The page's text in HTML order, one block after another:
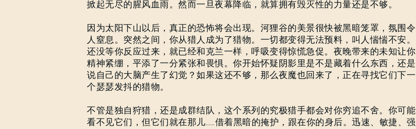
掀起无尽的腥风血雨。然而一旦夜幕降临，就算拥有毁灭性的力量还是不够。
因为太阳下山以后，真正的恐怖将会出现。河狸谷的美景很快被黑暗笼罩，氛围令
人窒息。突然之间，你从猎人成为了猎物。一切都变得无法预料，叫人惴惴不安。
还没等你反应过来，就已经和克兰一样，呼吸变得惊慌急促。夜晚带来的未知让你
精神紧绷，平添了一分紧张和畏惧。你开始怀疑阴影里是不是藏着什么东西，还是
说自己的大脑产生了幻觉？如果这还不够，那么夜魔也回来了，正在寻找它们下一
个瑟瑟发抖的猎物。
不管是独自狩猎，还是成群结队，这个系列的究极猎手都会对你穷追不舍。你可能
看不见它们，但它们就在那儿……借着黑暗的掩护，跟在你的身后。迅速、敏捷、强